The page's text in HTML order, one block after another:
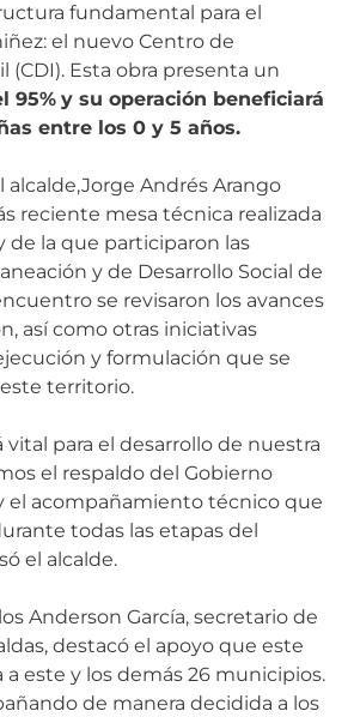
fundamental para el
el nuevo Centro de
(CDI). Esta obra presenta un
95% y su operación beneficiará
entre los 0 y 5 años.
alcalde,Jorge Andrés Arango
reciente mesa técnica realizada
de la que participaron las
y de Desarrollo Social de
se revisaron los avances
así como otras iniciativas
y formulación que se
este territorio.
vital para el desarrollo de nuestra
el respaldo del Gobierno
el acompañamiento técnico que
todas las etapas del
el alcalde.
Anderson García, secretario de
destacó el apoyo que este
este y los demás 26 municipios.
de manera decidida a los